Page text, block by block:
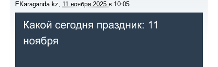
EKaraganda.kz, 11 ноября 2025 в 10:05